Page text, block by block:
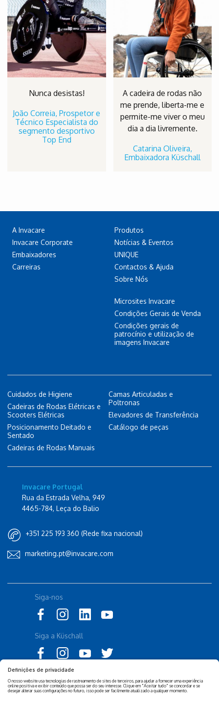
Nunca desistas!
João Correia, Prospetor e
Técnico Especialista do
segmento desportivo
Top End
A cadeira de rodas não
me prende, liberta-me e
permite-me viver o meu
dia a dia livremente.
Catarina Oliveira,
Embaixadora Küschall
A Invacare
Invacare Corporate
Embaixadores
Carreiras
Produtos
Notícias & Eventos
UNIQUE
Contactos & Ajuda
Sobre Nós
Microsites Invacare
Condições Gerais de Venda
Condições gerais de
patrocínio e utilização de
imagens Invacare
Cuidados de Higiene
Cadeiras de Rodas Elétricas e
Scooters Elétricas
Posicionamento Deitado e
Sentado
Cadeiras de Rodas Manuais
Camas Articuladas e
Poltronas
Elevadores de Transferência
Catálogo de peças
Invacare Portugal
Rua da Estrada Velha, 949
4465-784, Leça do Balio
+351 225 193 360 (Rede fixa nacional)
marketing.pt@invacare.com
Declaração de Acessibilidade
Política Legal Invacare
Siga-nos
Siga a Küschall